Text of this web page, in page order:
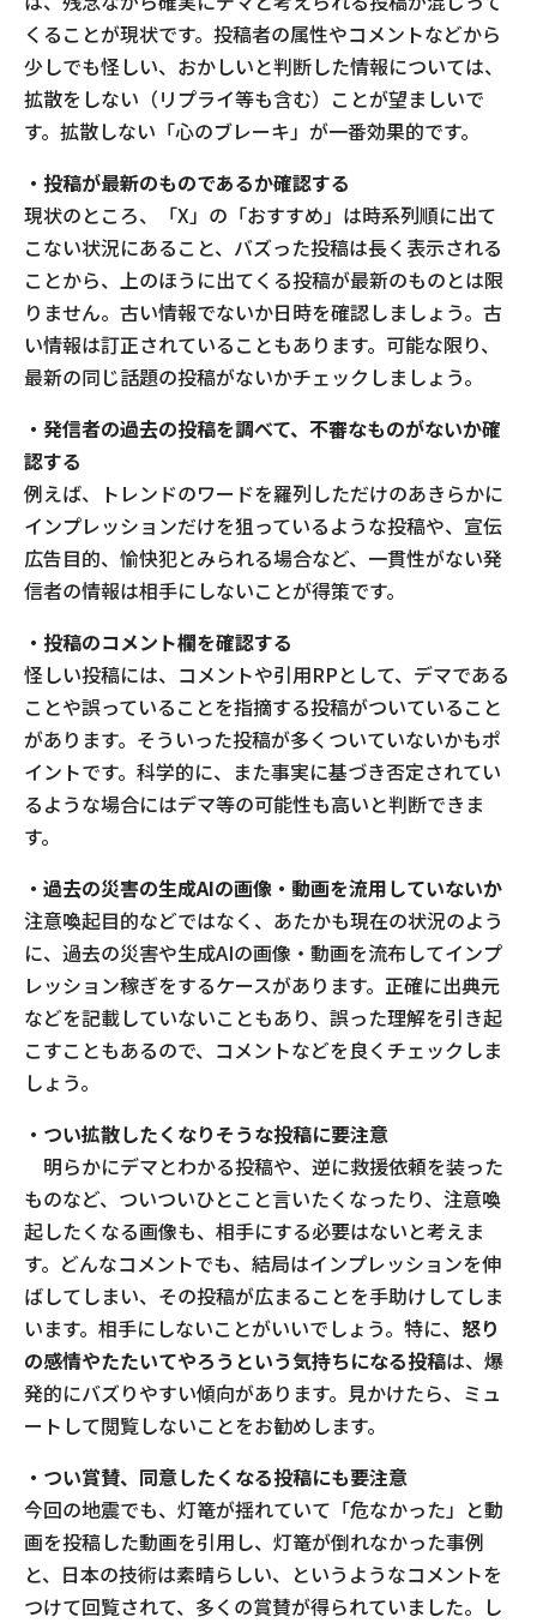
くることが現状です。投稿者の属性やコメントなどから
少しでも怪しい、おかしいと判断した情報については、
拡散をしない（リプライ等も含む）ことが望ましいで
す。拡散しない「心のブレーキ」が一番効果的です。
・ 投稿が最新のものであるか確認する
現状のところ、「X」の「おすすめ」は時系列順に出て
こない状況にあること、バズった投稿は長く表示される
ことから、上のほうに出てくる投稿が最新のものとは限
りません。古い情報でないか日時を確認しましょう。古
い情報は訂正されていることもあります。可能な限り、
最新の同じ話題の投稿がないかチェックしましょう。
・発信者の過去の投稿を調べて、不審なものがないか確
認する
例えば、トレンドのワードを羅列しただけのあきらかに
インプレッションだけを狙っているような投稿や、宣伝
広告目的、愉快犯とみられる場合など、一貫性がない発
信者の情報は相手にしないことが得策です。
・投稿のコメント欄を確認する
怪しい投稿には、コメントや引用RPとして、デマである
ことや誤っていることを指摘する投稿がついていること
があります。そういった投稿が多くついていないかもポ
イントです。科学的に、また事実に基づき否定されてい
るような場合にはデマ等の可能性も高いと判断できま
す。
・過去の災害の生成AIの画像・動画を流用していないか
注意喚起目的などではなく、あたかも現在の状況のよう
に、過去の災害や生成AIの画像・動画を流布してインプ
レッション稼ぎをするケースがあります。正確に出典元
などを記載していないこともあり、誤った理解を引き起
こすこともあるので、コメントなどを良くチェックしま
しょう。
・つい拡散したくなりそうな投稿に要注意
明らかにデマとわかる投稿や、逆に救援依頼を装った
ものなど、ついついひとこと言いたくなったり、注意喚
起したくなる画像も、相手にする必要はないと考えま
す。どんなコメントでも、結局はインプレッションを伸
ばしてしまい、その投稿が広まることを手助けしてしま
います。相手にしないことがいいでしょう。特に、 怒り
の感情やたたいてやろうという気持ちになる投稿は、爆
発的にバズりやすい傾向があります。見かけたら、ミュ
ートして閲覧しないことをお勧めします。
・つい賞賛、同意したくなる投稿にも要注意
今回の地震でも、灯篭が揺れていて「危なかった」と動
画を投稿した動画を引用し、灯篭が倒れなかった事例
と、日本の技術は素晴らしい、というようなコメントを
つけて回覧されて、多くの賞賛が得られていました。し